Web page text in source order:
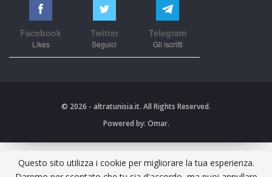
Facebook
Likes
Twitter
Seguici
Telegram
Gli iscritti
© 2026 - altratunisia.it. All Rights Reserved.
Powered by: Omar.
Questo sito utilizza i cookie per migliorare la tua esperienza.